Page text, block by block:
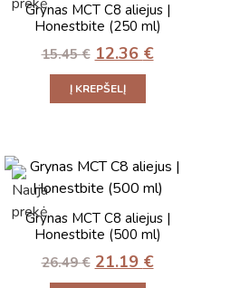
Grynas MCT C8 aliejus |
Honestbite (250 ml)
15.45€ 12.36 €
Į KREPŠELĮ
Grynas MCT C8 aliejus |
Honestbite (500 ml)
26.49€ 21.19 €